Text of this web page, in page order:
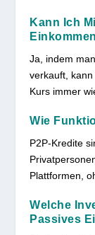
Kann Ich
Ja, indem
verkauft,
Kurs immer
Wie
P2P-Kredite
Plattformen,
Welche
Passives